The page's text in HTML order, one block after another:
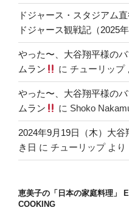
ドジャース・スタジアム
ドジャース観戦記（2025年
やった〜、大谷翔平様の
ムラン
にチューリップ
やった〜、大谷翔平様の
ムラン
に Shoko
2024年9月19日（木）大
き日 に チューリップより
恵美子の「日本の家庭料理」
COOKING